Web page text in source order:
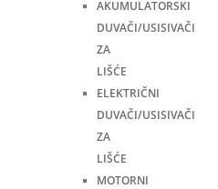
AKUMULATORSKI
DUVAČI/USISIVAČI
ZA
LIŠĆE
ELEKTRIČNI
DUVAČI/USISIVAČI
ZA
LIŠĆE
MOTORNI